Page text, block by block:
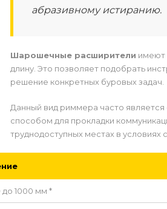
абразивному истиранию.
Шарошечные расширители имеют
длину. Это позволяет подобрать
решение конкретных буровых задач.
Данный вид риммера часто
способом для прокладки
труднодоступных местах в условиях
до 1000 мм *